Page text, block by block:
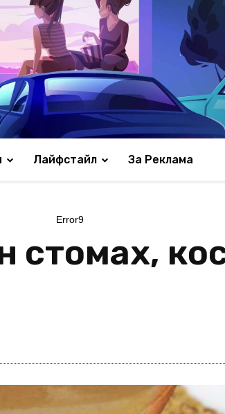
Лайфстайл За Реклама
Error9
стомах,